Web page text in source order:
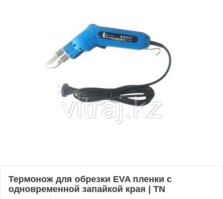
Термонож для обрезки EVA пленки с
одновременной запайкой края | TN